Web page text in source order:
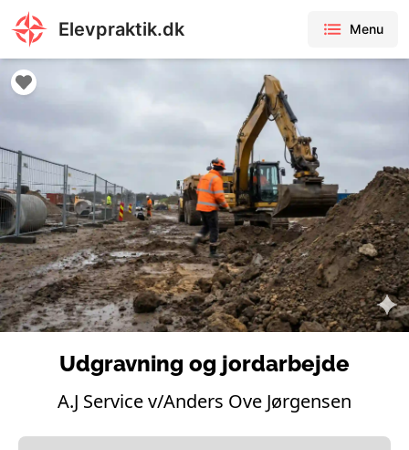
Elevpraktik.dk Menu
Udgravning og jordarbejde
A.J Service v/Anders Ove Jørgensen